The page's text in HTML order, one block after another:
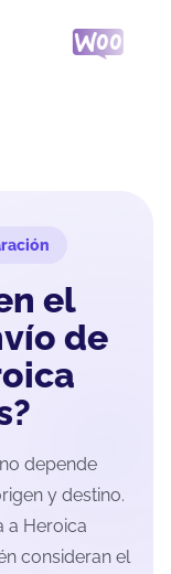
el
de
depende
y destino.
a Heroica
consideran el